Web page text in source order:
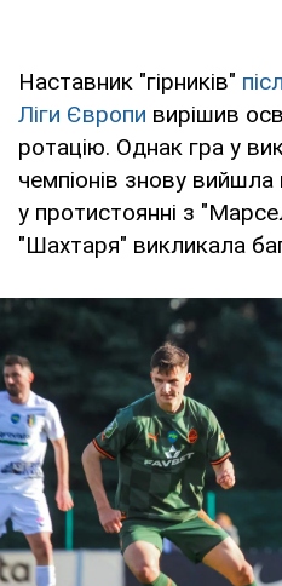
Наставник "гірників"
Ліги Європи вирішив
ротацію. Однак гра у
чемпіонів знову
у протистоянні з
"Шахтаря" викликала